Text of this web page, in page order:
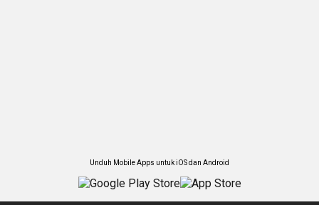
Unduh Mobile Apps untuk iOS dan Android